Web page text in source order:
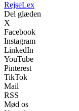
RejseLex
Del glæden
X
Facebook
Instagram
LinkedIn
YouTube
Pinterest
TikTok
Mail
RSS
Mød os